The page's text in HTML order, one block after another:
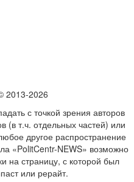
2013-2026
с точкой зрения авторов
(в т.ч. отдельных частей) или
другое распространение
«PolitCentr-NEWS» возможно
на страницу, с которой был
или рерайт.